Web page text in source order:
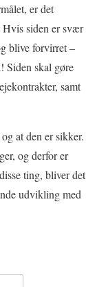
er det
siden er svær
blive forvirret –
Siden skal gøre
samt
at den er sikker.
og derfor er
ting, bliver det
udvikling med